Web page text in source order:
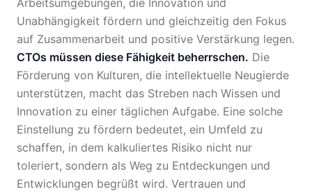
Arbeitsumgebungen, die Innovation und
Unabhängigkeit fördern und gleichzeitig den Fokus
auf Zusammenarbeit und positive Verstärkung legen.
CTOs müssen diese Fähigkeit beherrschen. Die
Förderung von Kulturen, die intellektuelle Neugierde
unterstützen, macht das Streben nach Wissen und
Innovation zu einer täglichen Aufgabe. Eine solche
Einstellung zu fördern bedeutet, ein Umfeld zu
schaffen, in dem kalkuliertes Risiko nicht nur
toleriert, sondern als Weg zu Entdeckungen und
Entwicklungen begrüßt wird. Vertrauen und